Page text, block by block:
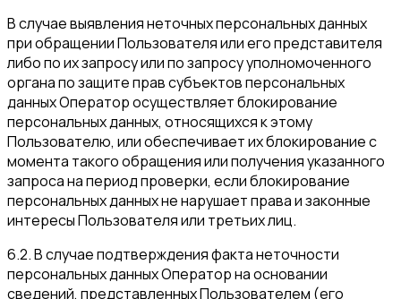
В случае выявления неточных персональных данных
при обращении Пользователя или его представителя
либо по их запросу или по запросу уполномоченного
органа по защите прав субъектов персональных
данных Оператор осуществляет блокирование
персональных данных, относящихся к этому
Пользователю, или обеспечивает их блокирование с
момента такого обращения или получения указанного
запроса на период проверки, если блокирование
персональных данных не нарушает права и законные
интересы Пользователя или третьих лиц.
6.2. В случае подтверждения факта неточности
персональных данных Оператор на основании
сведений, представленных Пользователем (его